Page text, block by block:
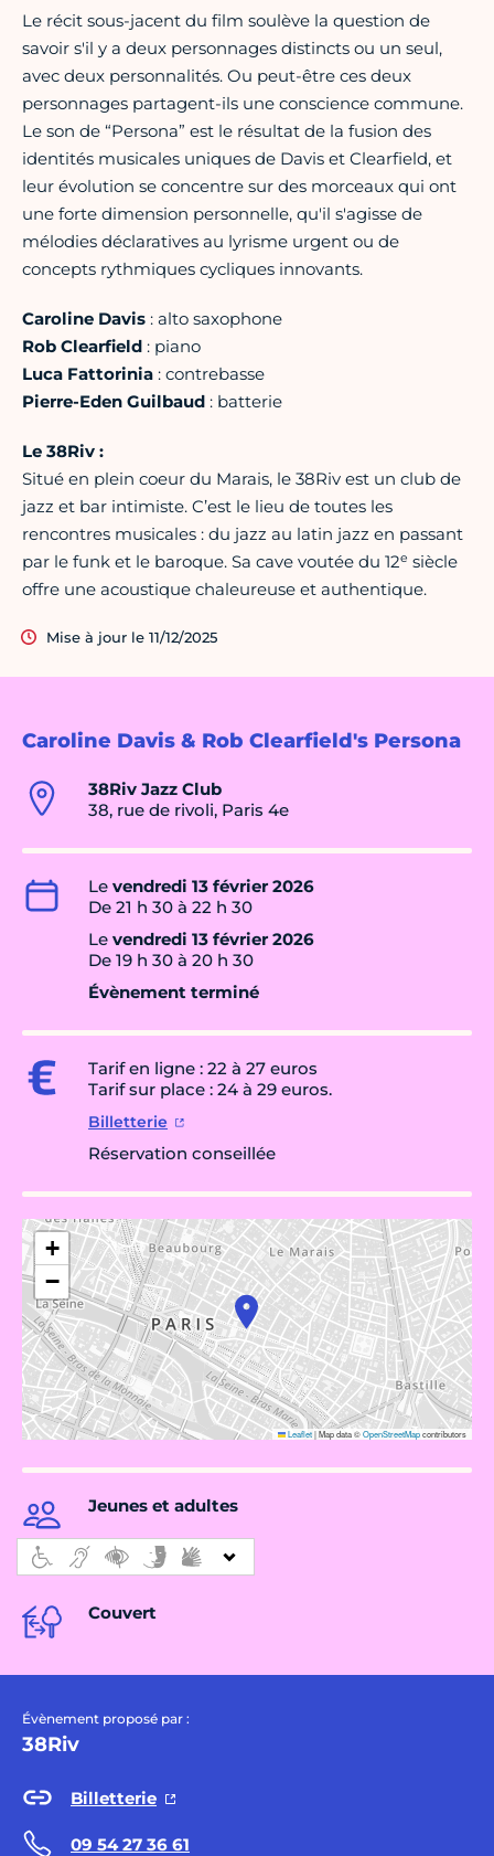
Caroline Davis & Rob Clearfield's Persona
38Riv Jazz Club
38, rue de rivoli, Paris 4e
Le vendredi 13 février 2026
De 21 h 30 à 22 h 30
Le vendredi 13 février 2026
De 19 h 30 à 20 h 30
Évènement terminé
Tarif en ligne : 22 à 27 euros
Tarif sur place : 24 à 29 euros.
Billetterie
Réservation conseillée
+
−
Leaflet|Map data ©OpenStreetMapcontributors
Jeunes et adultes
Couvert
Évènement proposé par :
38Riv
Billetterie
09 54 27 36 61
Le récit sous-jacent du film soulève la question de
savoir s'il y a deux personnages distincts ou un seul,
avec deux personnalités. Ou peut-être ces deux
personnages partagent-ils une conscience commune.
Le son de “Persona” est le résultat de la fusion des
identités musicales uniques de Davis et Clearfield, et
leur évolution se concentre sur des morceaux qui ont
une forte dimension personnelle, qu'il s'agisse de
mélodies déclaratives au lyrisme urgent ou de
concepts rythmiques cycliques innovants.
Caroline Davis : alto saxophone
Rob Clearfield : piano
Luca Fattorinia : contrebasse
Pierre-Eden Guilbaud : batterie
Le 38Riv :
Situé en plein coeur du Marais, le 38Riv est un club de
jazz et bar intimiste. C’est le lieu de toutes les
rencontres musicales : du jazz au latin jazz en passant
par le funk et le baroque. Sa cave voutée du 12e siècle
offre une acoustique chaleureuse et authentique.
Mise à jour le 11/12/2025